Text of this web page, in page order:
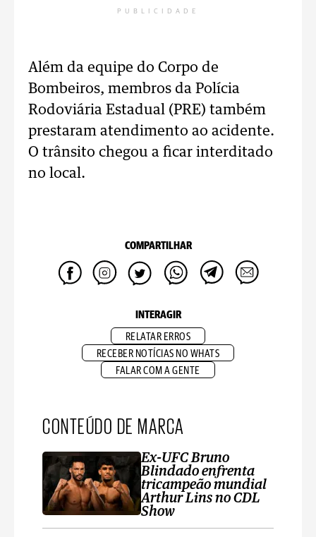
PUBLICIDADE
Além da equipe do Corpo de
Bombeiros, membros da Polícia
Rodoviária Estadual (PRE) também
prestaram atendimento ao acidente.
O trânsito chegou a ficar interditado
no local.
COMPARTILHAR
INTERAGIR
RELATAR ERROS
RECEBER NOTÍCIAS NO WHATS
FALAR COM A GENTE
CONTEÚDO DE MARCA
Ex-UFC Bruno
Blindado enfrenta
tricampeão mundial
Arthur Lins no CDL
Show